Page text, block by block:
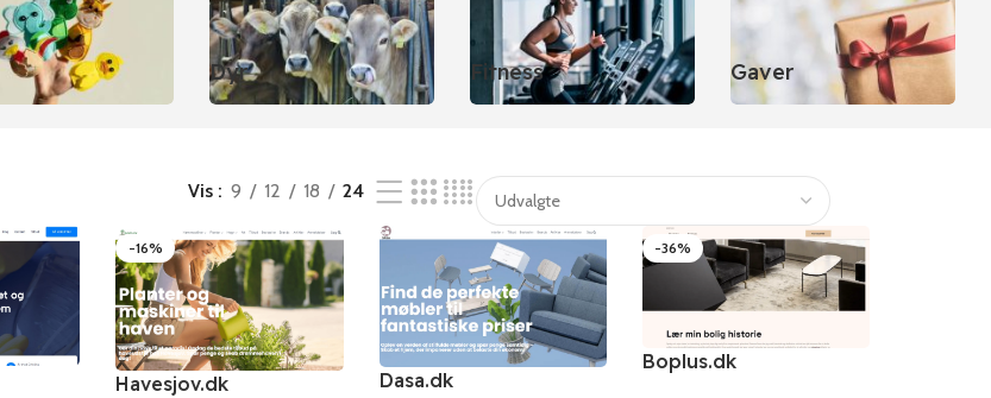
Dyr Fitness Gaver
Vis 9 12 18 24
-16%
Havesjov.dk Dasa.dk
-36%
Boplus.dk